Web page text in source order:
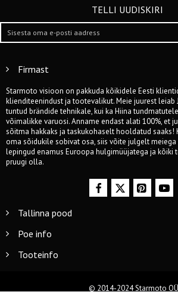
TELLI UUDISKIRI
Firmast
Starmoto visioon on pakkuda kõikidele Eesti
klienditeenindust ja tootevalikut. Meie juurest leiab
tuntud brändide tehnikale, kui ka Hiina
võimalikke varuosi. Anname endast alati 100%, et
sõitma hakkaks ja taskukohaselt hooldatud
oma sõidukile sobivat osa, siis võite julgelt
lepingud enamus Euroopa hulgimüüjatega ja kõiki
pruugi olla.
Tallinna pood
Poe info
Tooteinfo
© 2014-2024 Starmoto OÜ